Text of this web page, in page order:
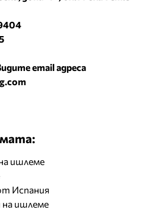
email адреса
ишлеме
Испания
ишлеме